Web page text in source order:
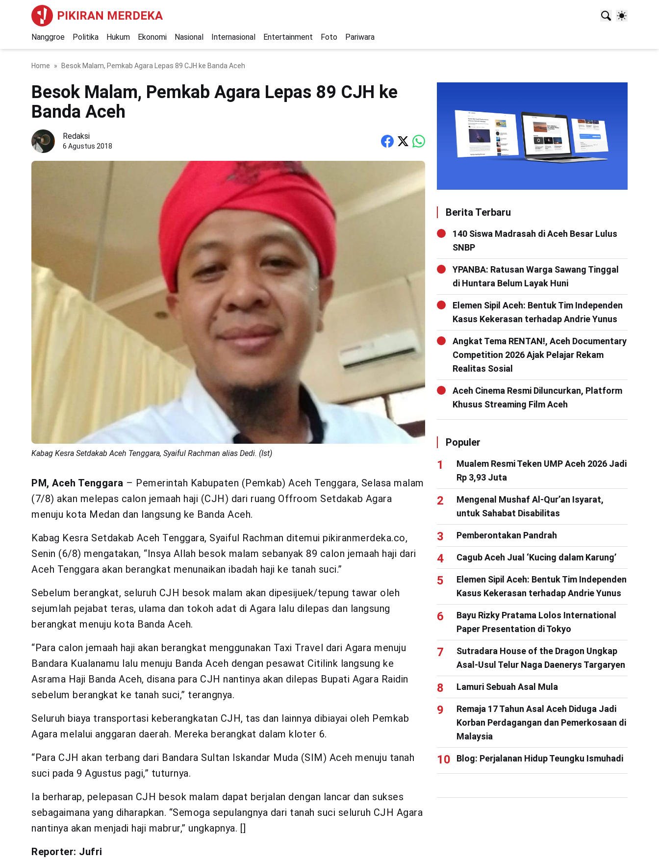
PIKIRAN MERDEKA
Nanggroe Politika Hukum Ekonomi Nasional Internasional Entertainment Foto Pariwara
Home Besok Malam, Pemkab Agara Lepas 89 CJH ke Banda Aceh
Besok Malam, Pemkab Agara Lepas 89 CJH ke
Banda Aceh
Redaksi
6 Agustus 2018
Kabag Kesra Setdakab Aceh Tenggara, Syaiful Rachman alias Dedi. (Ist)
PM, Aceh Tenggara – Pemerintah Kabupaten (Pemkab) Aceh Tenggara, Selasa malam
(7/8) akan melepas calon jemaah haji (CJH) dari ruang Offroom Setdakab Agara
menuju kota Medan dan langsung ke Banda Aceh.
Kabag Kesra Setdakab Aceh Tenggara, Syaiful Rachman ditemui pikiranmerdeka.co,
Senin (6/8) mengatakan, “Insya Allah besok malam sebanyak 89 calon jemaah haji dari
Aceh Tenggara akan berangkat menunaikan ibadah haji ke tanah suci.”
Sebelum berangkat, seluruh CJH besok malam akan dipesijuek/tepung tawar oleh
sejumlah pejabat teras, ulama dan tokoh adat di Agara lalu dilepas dan langsung
berangkat menuju kota Banda Aceh.
“Para calon jemaah haji akan berangkat menggunakan Taxi Travel dari Agara menuju
Bandara Kualanamu lalu menuju Banda Aceh dengan pesawat Citilink langsung ke
Asrama Haji Banda Aceh, disana para CJH nantinya akan dilepas Bupati Agara Raidin
sebelum berangkat ke tanah suci,” terangnya.
Seluruh biaya transportasi keberangkatan CJH, tas dan lainnya dibiayai oleh Pemkab
Agara melalui anggaran daerah. Mereka berangkat dalam kloter 6.
“Para CJH akan terbang dari Bandara Sultan Iskandar Muda (SIM) Aceh menuju tanah
suci pada 9 Agustus pagi,” tuturnya.
Ia berharap, pelepasan CJH besok malam dapat berjalan dengan lancar dan sukses
sebagaimana yang diharapkan. “Semoga sepulangnya dari tanah suci seluruh CJH Agara
nantinya akan menjadi haji mabrur,” ungkapnya. []
Reporter: Jufri
Berita Terbaru
140 Siswa Madrasah di Aceh Besar Lulus
SNBP
YPANBA: Ratusan Warga Sawang Tinggal
di Huntara Belum Layak Huni
Elemen Sipil Aceh: Bentuk Tim Independen
Kasus Kekerasan terhadap Andrie Yunus
Angkat Tema RENTAN!, Aceh Documentary
Competition 2026 Ajak Pelajar Rekam
Realitas Sosial
Aceh Cinema Resmi Diluncurkan, Platform
Khusus Streaming Film Aceh
Populer
Mualem Resmi Teken UMP Aceh 2026 Jadi
Rp 3,93 Juta
Mengenal Mushaf Al-Qur’an Isyarat,
untuk Sahabat Disabilitas
Pemberontakan Pandrah
Cagub Aceh Jual ‘Kucing dalam Karung’
Elemen Sipil Aceh: Bentuk Tim Independen
Kasus Kekerasan terhadap Andrie Yunus
Bayu Rizky Pratama Lolos International
Paper Presentation di Tokyo
Sutradara House of the Dragon Ungkap
Asal-Usul Telur Naga Daenerys Targaryen
Lamuri Sebuah Asal Mula
Remaja 17 Tahun Asal Aceh Diduga Jadi
Korban Perdagangan dan Pemerkosaan di
Malaysia
Blog: Perjalanan Hidup Teungku Ismuhadi